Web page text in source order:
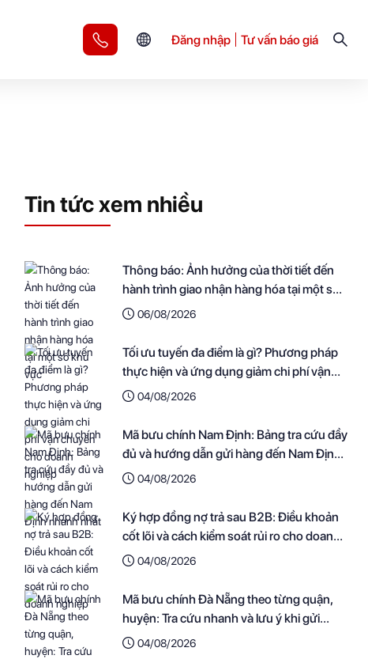
Đăng nhập Tư vấn báo giá
Tin tức xem nhiều
Thông báo: Ảnh hưởng của thời tiết đến
hành trình giao nhận hàng hóa tại một số
khu vực
06/08/2026
Tối ưu tuyến đa điểm là gì? Phương pháp
thực hiện và ứng dụng giảm chi phí vận
chuyển cho doanh nghiệp
04/08/2026
Mã bưu chính Nam Định: Bảng tra cứu đầy
đủ và hướng dẫn gửi hàng đến Nam Định
nhanh nhất
04/08/2026
Ký hợp đồng nợ trả sau B2B: Điều khoản
cốt lõi và cách kiểm soát rủi ro cho doanh
nghiệp
04/08/2026
Mã bưu chính Đà Nẵng theo từng quận,
huyện: Tra cứu nhanh và lưu ý khi gửi
hàng04/08/2026